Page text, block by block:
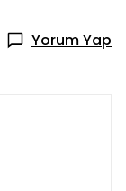
Yorum Yap